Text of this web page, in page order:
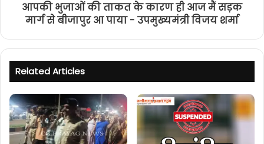
आपकी भुजाओं की ताकत के कारण ही आज मैं सड़क
मार्ग से बीजापुर आ पाया - उपमुख्यमंत्री विजय शर्मा
Related Articles